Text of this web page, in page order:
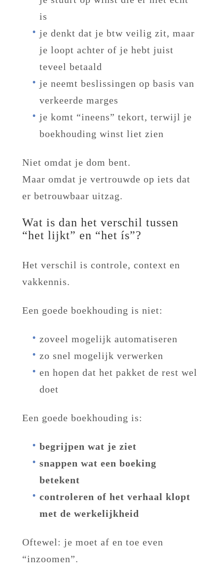
is
je denkt dat je btw veilig zit, maar
je loopt achter of je hebt juist
teveel betaald
je neemt beslissingen op basis van
verkeerde marges
je komt “ineens” tekort, terwijl je
boekhouding winst liet zien
Niet omdat je dom bent.
Maar omdat je vertrouwde op iets dat
er betrouwbaar uitzag.
Wat is dan het verschil tussen
“het lijkt” en “het ís”?
Het verschil is controle, context en
vakkennis.
Een goede boekhouding is niet:
zoveel mogelijk automatiseren
zo snel mogelijk verwerken
en hopen dat het pakket de rest wel
doet
Een goede boekhouding is:
begrijpen wat je ziet
snappen wat een boeking
betekent
controleren of het verhaal klopt
met de werkelijkheid
Oftewel: je moet af en toe even
“inzoomen”.